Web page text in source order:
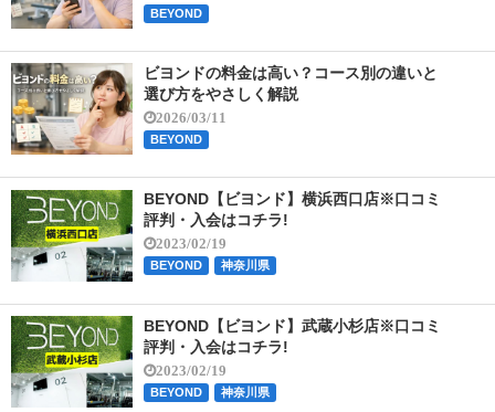
BEYOND
ビヨンドの料金は高い？コース別の違いと
選び方をやさしく解説
2026/03/11
BEYOND
BEYOND【ビヨンド】横浜西口店※口コミ
評判・入会はコチラ!
2023/02/19
BEYOND 神奈川県
BEYOND【ビヨンド】武蔵小杉店※口コミ
評判・入会はコチラ!
2023/02/19
BEYOND 神奈川県